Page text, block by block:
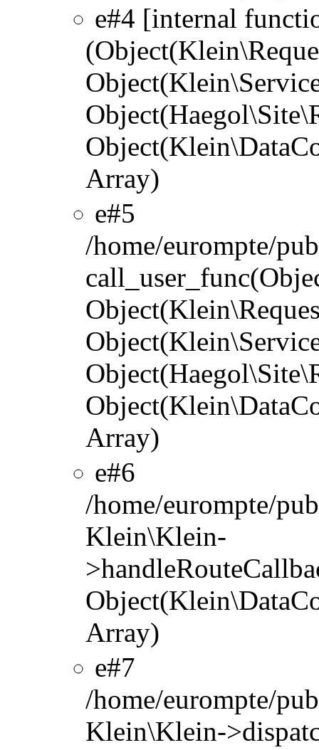
#4 [internal
Array)
#5
/home/eurompte/
Array)
#6
/home/eurompte/
Klein\Klein-
Array)
#7
/home/eurompte/
Klein\Klein-